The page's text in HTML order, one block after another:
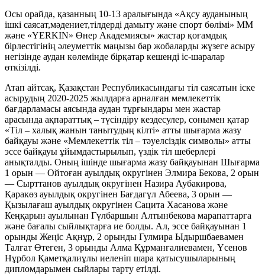
Осы орайда, қазанның 10-13 аралығында «Ақсу ауданының
ішкі саясат,мәдениет,тілдерді дамыту және спорт бөлімі» ММ
және «YERKIN» Өнер Академиясы» жастар қоғамдық
бірлестігінің әлеуметтік маңызы бар жобаларды жүзеге асыру
негізінде аудан көлемінде бірқатар кешенді іс-шаралар
өткізілді.
Атап айтсақ, Қазақстан Республикасындағы тіл саясатын іске
асырудың 2020-2025 жылдарға арналған мемлекеттік
бағдарламасы аясында аудан тұрғындары мен жастар
арасында ақпараттық – түсіндіру кездесулер, сонымен қатар
«Тіл – халық жанын танытудың кілті» атты шығарма жазу
байқауы және «Мемлекеттік тіл – тәуелсіздік символы» атты
эссе байқауы ұйымдастырылып, үздік тіл шеберлері
анықталды. Оның ішінде шығарма жазу байқауынан Шығарма
1 орын — Ойтоған ауылдық округінен Элмира Бекова, 2 орын
— Сырттанов ауылдық округінен Назира Аубакирова,
Қаракөз ауылдық округінен Бағдагүл Абеева, 3 орын —
Қызылағаш ауылдық округінен Сацита Хасанова және
Кеңқарын ауылынан Гүлбаршын Алтынбекова марапаттарға
және бағалы сыйлықтарға ие болды. Ал, эссе байқауынан 1
орынды Жеңіс Ақнұр, 2 орынды Гулмира Ыдыршбаевамен
Талғат Өтеген, 3 орынды Алма Құрманғалиевамен, Үсенов
Нұрбол Қаметқалиұлы иеленіп шара қатысушыларының
дипломдарымен сыйлары тарту етілді.